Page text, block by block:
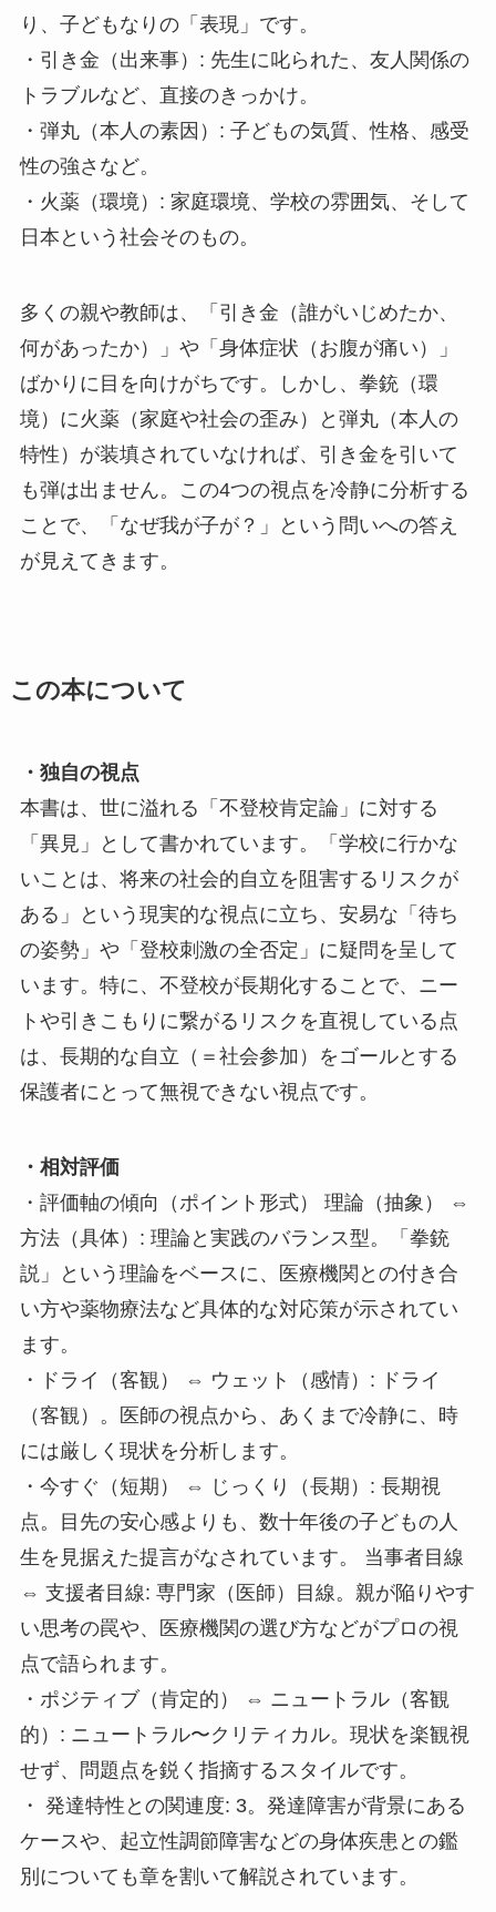
り、子どもなりの「表現」です。
・引き金（出来事）: 先生に叱られた、友人関係の
トラブルなど、直接のきっかけ。
・弾丸（本人の素因）: 子どもの気質、性格、感受
性の強さなど。
・火薬（環境）: 家庭環境、学校の雰囲気、そして
日本という社会そのもの。
多くの親や教師は、「引き金（誰がいじめたか、
何があったか）」や「身体症状（お腹が痛い）」
ばかりに目を向けがちです。しかし、拳銃（環
境）に火薬（家庭や社会の歪み）と弾丸（本人の
特性）が装填されていなければ、引き金を引いて
も弾は出ません。この4つの視点を冷静に分析する
ことで、「なぜ我が子が？」という問いへの答え
が見えてきます。
この本について
・独自の視点
本書は、世に溢れる「不登校肯定論」に対する
「異見」として書かれています。「学校に行かな
いことは、将来の社会的自立を阻害するリスクが
ある」という現実的な視点に立ち、安易な「待ち
の姿勢」や「登校刺激の全否定」に疑問を呈して
います。特に、不登校が長期化することで、ニー
トや引きこもりに繋がるリスクを直視している点
は、長期的な自立（＝社会参加）をゴールとする
保護者にとって無視できない視点です。
・相対評価
・評価軸の傾向（ポイント形式） 理論（抽象） ⇔
方法（具体）: 理論と実践のバランス型。「拳銃
説」という理論をベースに、医療機関との付き合
い方や薬物療法など具体的な対応策が示されてい
ます。
・ドライ（客観） ⇔ ウェット（感情）: ドライ
（客観）。医師の視点から、あくまで冷静に、時
には厳しく現状を分析します。
・今すぐ（短期） ⇔ じっくり（長期）: 長期視
点。目先の安心感よりも、数十年後の子どもの人
生を見据えた提言がなされています。 当事者目線
⇔ 支援者目線: 専門家（医師）目線。親が陥りやす
い思考の罠や、医療機関の選び方などがプロの視
点で語られます。
・ポジティブ（肯定的） ⇔ ニュートラル（客観
的）: ニュートラル〜クリティカル。現状を楽観視
せず、問題点を鋭く指摘するスタイルです。
・ 発達特性との関連度: 3。発達障害が背景にある
ケースや、起立性調節障害などの身体疾患との鑑
別についても章を割いて解説されています。